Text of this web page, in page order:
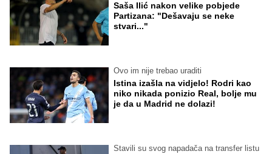
Saša Ilić nakon velike pobjede
Partizana: "Dešavaju se neke
stvari..."
Ovo im nije trebao uraditi
Istina izašla na vidjelo! Rodri kao
niko nikada ponizio Real, bolje mu
je da u Madrid ne dolazi!
Stavili su svog napadača na transfer listu